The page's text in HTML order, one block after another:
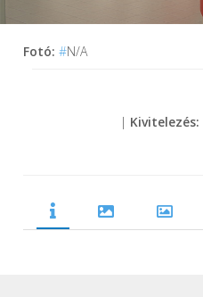
Fotó:#N/A
| Kivitelezés: